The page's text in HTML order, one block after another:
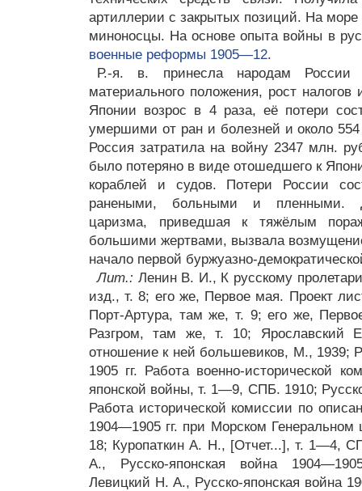
артиллерии с закрытых позиций. На
миноносцы. На основе опыта войны в
военные реформы 1905—12.
Р.-я. в. принесла народам
материального положения, рост налогов
Японии возрос в 4 раза, её потери
умершими от ран и болезней и около
Россия затратила на войну 2347 млн.
было потеряно в виде отошедшего к
кораблей и судов. Потери России
ранеными, больными и пленными.
царизма, приведшая к тяжёлым
большими жертвами, вызвала
начало первой буржуазно-
Лит.: Ленин В. И., К русскому
изд., т. 8; его же, Первое мая. Проект
Порт-Артура, там же, т. 9; его же,
Разгром, там же, т. 10; Ярославский
отношение к ней большевиков, М., 1939;
1905 гг. Работа военно-исторической
японской войны, т. 1—9, СПБ. 1910;
Работа исторической комиссии по
1904—1905 гг. при Морском
18; Куропаткин А. Н., [Отчет...], т. 1—4,
А., Русско-японская война
Левицкий Н. А., Русско-японская война